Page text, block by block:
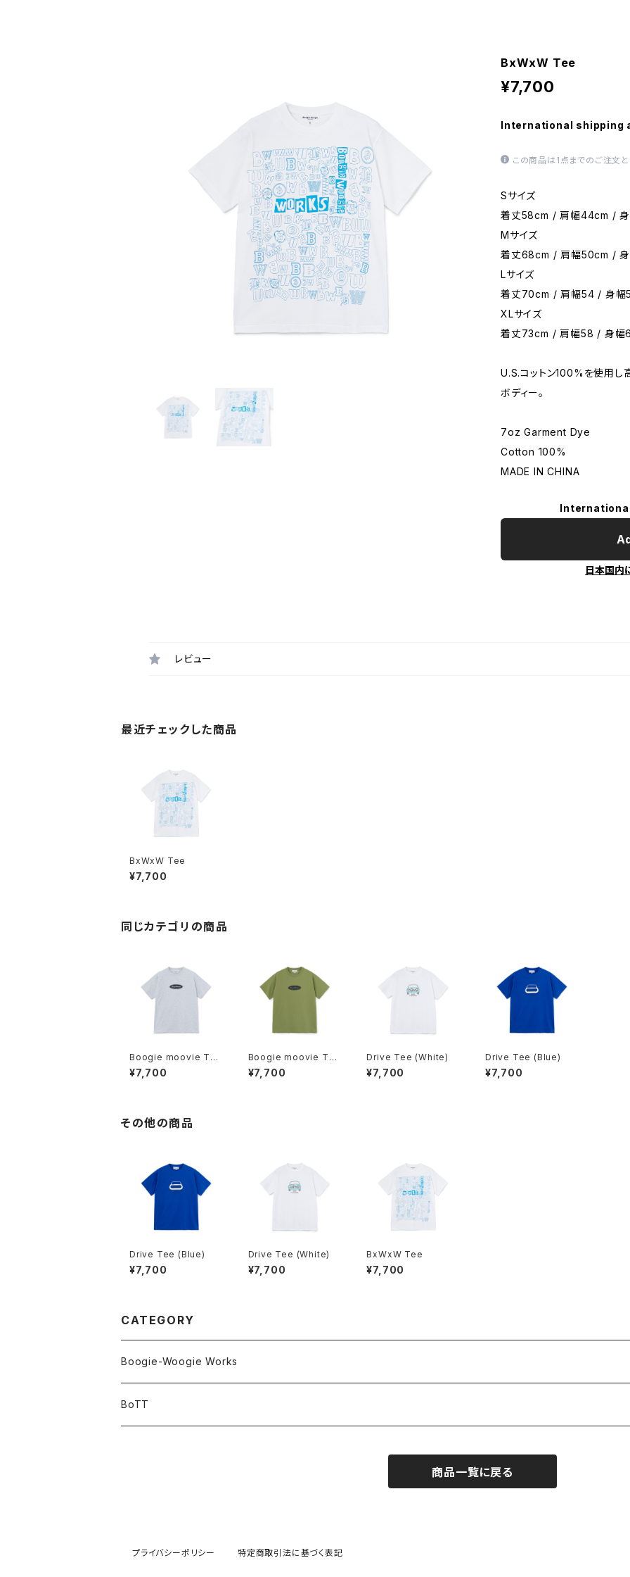
BxWxW Tee
¥7,700
International shipping
この商品は1点までのご注文と
Sサイズ
着丈58cm / 肩幅44cm /
Mサイズ
着丈68cm / 肩幅50cm /
Lサイズ
着丈70cm / 肩幅54 / 身
XLサイズ
着丈73cm / 肩幅58 / 身
U.S.コットン100%を使用し
ボディー。
7oz Garment Dye
Cotton 100%
MADE IN CHINA
日本国内
レビュー
最近チェックした商品
BxWxW Tee
¥7,700
同じカテゴリの商品
Boogie moovie Tee
(Ash)
¥7,700
Boogie moovie Tee
(Olive)
¥7,700
Drive Tee (White)
¥7,700
Drive Tee (Blue)
¥7,700
その他の商品
Drive Tee (Blue)
¥7,700
Drive Tee (White)
¥7,700
BxWxW Tee
¥7,700
CATEGORY
Boogie-Woogie Works
BoTT
商品一覧に戻る
プライバシーポリシー 特定商取引法に基づく表記